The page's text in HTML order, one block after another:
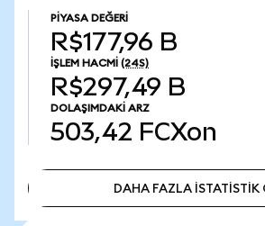
PIYASA DEĞERI
R$177,96 B
İŞLEM HACMI (24S)
R$297,49 B
DOLAŞIMDAKI ARZ
503,42 FCXon
DAHA FAZLA İSTATİSTİK